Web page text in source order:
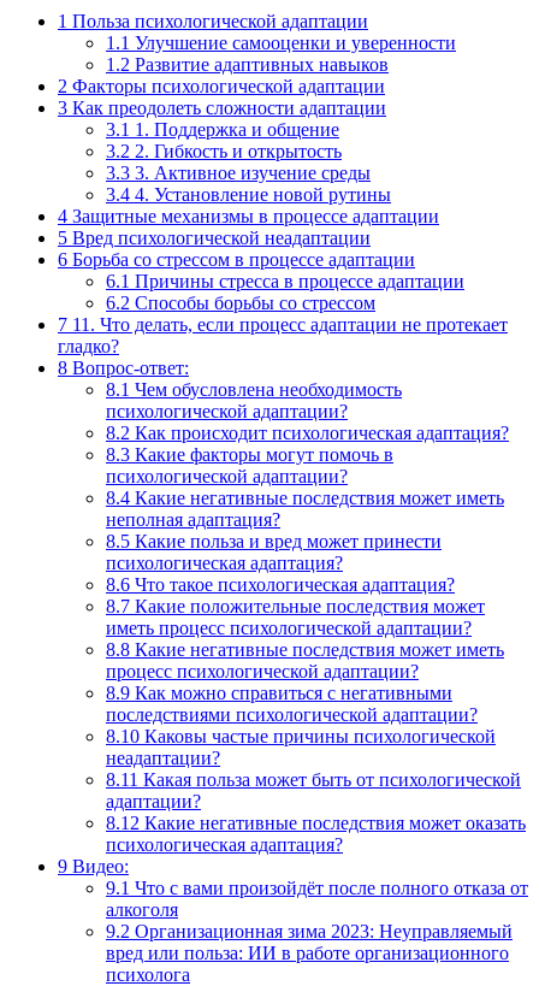
1 Польза психологической адаптации
1.1 Улучшение самооценки и уверенности
1.2 Развитие адаптивных навыков
2 Факторы психологической адаптации
3 Как преодолеть сложности адаптации
3.1 1. Поддержка и общение
3.2 2. Гибкость и открытость
3.3 3. Активное изучение среды
3.4 4. Установление новой рутины
4 Защитные механизмы в процессе адаптации
5 Вред психологической неадаптации
6 Борьба со стрессом в процессе адаптации
6.1 Причины стресса в процессе адаптации
6.2 Способы борьбы со стрессом
7 11. Что делать, если процесс адаптации не протекает
гладко?
8 Вопрос-ответ:
8.1 Чем обусловлена необходимость
психологической адаптации?
8.2 Как происходит психологическая адаптация?
8.3 Какие факторы могут помочь в
психологической адаптации?
8.4 Какие негативные последствия может иметь
неполная адаптация?
8.5 Какие польза и вред может принести
психологическая адаптация?
8.6 Что такое психологическая адаптация?
8.7 Какие положительные последствия может
иметь процесс психологической адаптации?
8.8 Какие негативные последствия может иметь
процесс психологической адаптации?
8.9 Как можно справиться с негативными
последствиями психологической адаптации?
8.10 Каковы частые причины психологической
неадаптации?
8.11 Какая польза может быть от психологической
адаптации?
8.12 Какие негативные последствия может оказать
психологическая адаптация?
9 Видео:
9.1 Что с вами произойдёт после полного отказа от
алкоголя
9.2 Организационная зима 2023: Неуправляемый
вред или польза: ИИ в работе организационного
психолога